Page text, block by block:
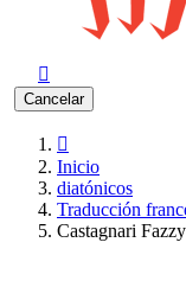

Cancelar

Inicio
diatónicos
Traducción
Castagnari Fazzy